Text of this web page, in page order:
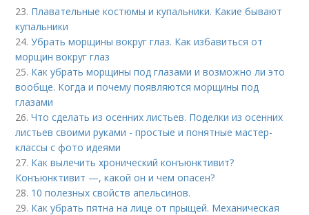
23. Плавательные костюмы и купальники. Какие бывают
купальники
24.Убрать морщины вокруг глаз. Как избавиться от
морщин вокруг глаз
25. Как убрать морщины под глазами и возможно ли это
вообще. Когда и почему появляются морщины под
глазами
26.Что сделать из осенних листьев. Поделки из осенних
листьев своими руками - простые и понятные мастер-
классы с фото идеями
27. Как вылечить хронический конъюнктивит?
Конъюнктивит —, какой он и чем опасен?
28. 10 полезных свойств апельсинов.
29. Как убрать пятна на лице от прыщей. Механическая